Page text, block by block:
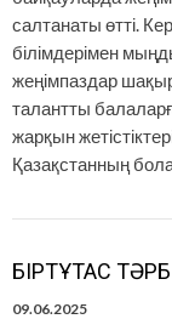
салтанаты өтті.
білімдерімен
жеңімпаздар
талантты
жарқын
Қазақстанның
БІРТҰТАС
09.06.2025